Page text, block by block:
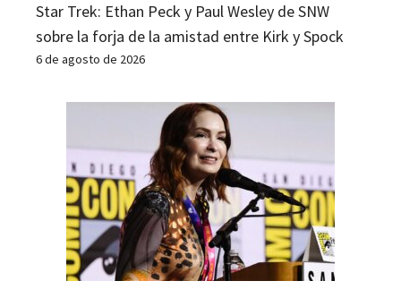
Star Trek: Ethan Peck y Paul Wesley de SNW
sobre la forja de la amistad entre Kirk y Spock
6 de agosto de 2026